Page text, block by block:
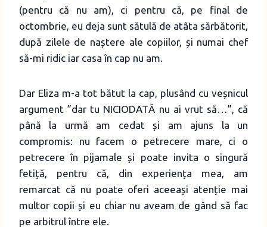
(pentru că nu am), ci pentru că, pe final de
octombrie, eu deja sunt sătulă de atâta sărbătorit,
după zilele de naștere ale copiilor, și numai chef
să-mi ridic iar casa în cap nu am.
Dar Eliza m-a tot bătut la cap, plusând cu veșnicul
argument ”dar tu NICIODATĂ nu ai vrut să…”, că
până la urmă am cedat și am ajuns la un
compromis: nu facem o petrecere mare, ci o
petrecere în pijamale și poate invita o singură
fetiță, pentru că, din experiența mea, am
remarcat că nu poate oferi aceeași atenție mai
multor copii și eu chiar nu aveam de gând să fac
pe arbitrul între ele.